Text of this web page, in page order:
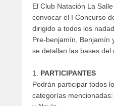
El Club Natación La
convocar el I Concurso
dirigido a todos los
Pre-benjamín, Benjamín
se detallan las bases del
1. PARTICIPANTES
Podrán participar todos
categorías